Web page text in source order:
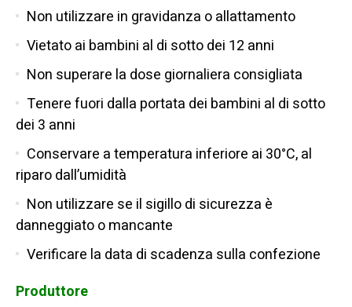
Non utilizzare in gravidanza o allattamento
Vietato ai bambini al di sotto dei 12 anni
Non superare la dose giornaliera consigliata
Tenere fuori dalla portata dei bambini al di sotto
dei 3 anni
Conservare a temperatura inferiore ai 30°C, al
riparo dall’umidità
Non utilizzare se il sigillo di sicurezza è
danneggiato o mancante
Verificare la data di scadenza sulla confezione
Produttore